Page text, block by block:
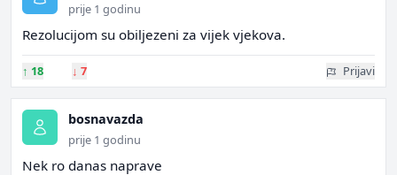
prije 1 godinu
Rezolucijom su obiljezeni za vijek vjekova.
↑ 18 ↓ 7 Prijavi
bosnavazda
prije 1 godinu
Nek ro danas naprave